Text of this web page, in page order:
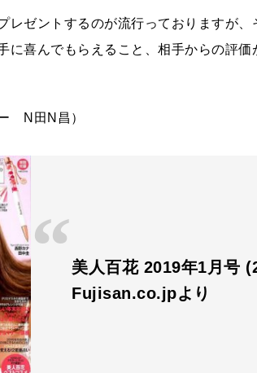
レゼントするのが流行っておりますが
に喜んでもらえること、相手からの評
N田N昌）
美人百花 2019年1月号
Fujisan.co.jpより